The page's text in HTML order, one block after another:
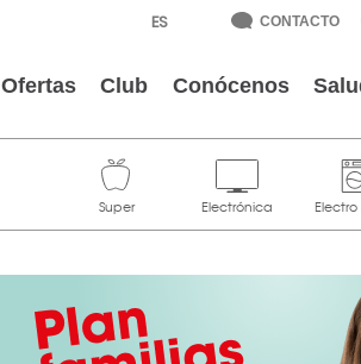
CONTACTO
Ofertas Club Conócenos